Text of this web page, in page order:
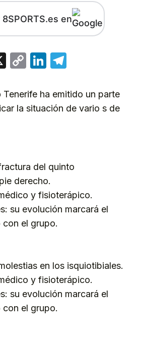
en
X
CopyLinkedIn
ha emitido un parte
la situación de vario s de
del quinto
derecho.
y fisioterápico.
su evolución marcará el
con el grupo.
en los isquiotibiales.
y fisioterápico.
su evolución marcará el
con el grupo.